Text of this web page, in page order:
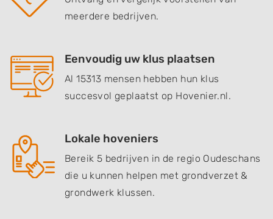
meerdere bedrijven.
Eenvoudig uw klus plaatsen
Al 15313 mensen hebben hun klus
succesvol geplaatst op Hovenier.nl.
Lokale hoveniers
Bereik 5 bedrijven in de regio Oudeschans
die u kunnen helpen met grondverzet &
grondwerk klussen.